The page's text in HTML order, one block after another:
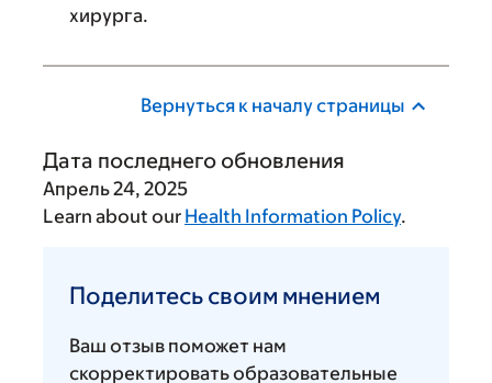
хирурга.
Вернуться к началу страницы
Дата последнего обновления
Апрель 24, 2025
Learn about our Health Information Policy.
своим
Поделитесь своим мнением
Ваш отзыв поможет нам
скорректировать образовательные